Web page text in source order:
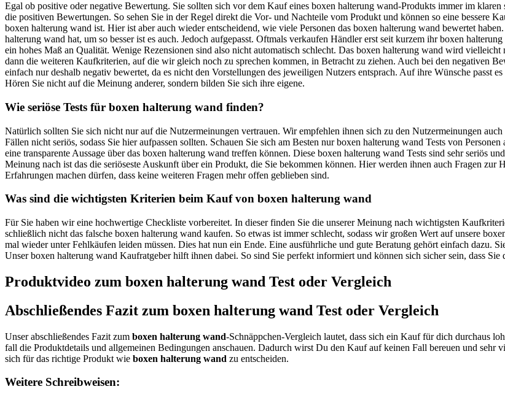
Egal ob positive oder negative Bewertung. Sie sollten sich vor dem Kauf eines boxen halterung wand-Produkts immer im
die positiven Bewertungen. So sehen Sie in der Regel direkt die Vor- und Nachteile vom Produkt und können so eine bessere
boxen halterung wand ist. Hier ist aber auch wieder entscheidend, wie viele Personen das boxen halterung wand bewertet
halterung wand hat, um so besser ist es auch. Jedoch aufgepasst. Oftmals verkaufen Händler erst seit kurzem ihr boxen
ein hohes Maß an Qualität. Wenige Rezensionen sind also nicht automatisch schlecht. Das boxen halterung wand wird
dann die weiteren Kaufkriterien, auf die wir gleich noch zu sprechen kommen, in Betracht zu ziehen. Auch bei den negativen
einfach nur deshalb negativ bewertet, da es nicht den Vorstellungen des jeweiligen Nutzers entsprach. Auf ihre Wünsche passt
Hören Sie nicht auf die Meinung anderer, sondern bilden Sie sich ihre eigene.
Wie seriöse Tests für boxen halterung wand finden?
Natürlich sollten Sie sich nicht nur auf die Nutzermeinungen vertrauen. Wir empfehlen ihnen sich zu den Nutzermeinungen
Fällen nicht seriös, sodass Sie hier aufpassen sollten. Schauen Sie sich am Besten nur boxen halterung wand Tests von
eine transparente Aussage über das boxen halterung wand treffen können. Diese boxen halterung wand Tests sind sehr seriös
Meinung nach ist das die seriöseste Auskunft über ein Produkt, die Sie bekommen können. Hier werden ihnen auch Fragen
Erfahrungen machen dürfen, dass keine weiteren Fragen mehr offen geblieben sind.
Was sind die wichtigsten Kriterien beim Kauf von boxen halterung wand
Für Sie haben wir eine hochwertige Checkliste vorbereitet. In dieser finden Sie die unserer Meinung nach wichtigsten
schließlich nicht das falsche boxen halterung wand kaufen. So etwas ist immer schlecht, sodass wir großen Wert auf unsere
mal wieder unter Fehlkäufen leiden müssen. Dies hat nun ein Ende. Eine ausführliche und gute Beratung gehört einfach dazu.
Unser boxen halterung wand Kaufratgeber hilft ihnen dabei. So sind Sie perfekt informiert und können sich sicher sein, dass Sie
Produktvideo zum boxen halterung wand Test oder Vergleich
Abschließendes Fazit zum boxen halterung wand Test oder Vergleich
Unser abschließendes Fazit zum boxen halterung wand-Schnäppchen-Vergleich lautet, dass sich ein Kauf für dich durchaus
fall die Produktdetails und allgemeinen Bedingungen anschauen. Dadurch wirst Du den Kauf auf keinen Fall bereuen und sehr
sich für das richtige Produkt wie boxen halterung wand zu entscheiden.
Weitere Schreibweisen: